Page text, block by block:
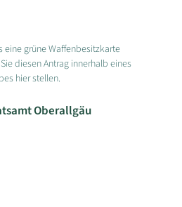
eine grüne Waffenbesitzkarte
diesen Antrag innerhalb eines
hier stellen.
Oberallgäu